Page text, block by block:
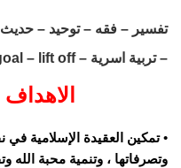
تفسير – فقه – توحيد – حديث –
– تربية اسرية – full blast – super goal – lift off
الاهداف
• تمكين العقيدة الإسلامية
وتصرفاتها ، وتنمية محبة الله